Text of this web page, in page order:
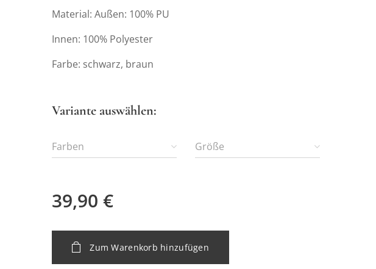
Material: Außen: 100% PU
Innen: 100% Polyester
Farbe: schwarz, braun
Variante auswählen:
Farben Größe
39,90 €
Zum Warenkorb hinzufügen